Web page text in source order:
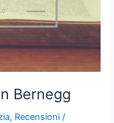
Bernegg
, Recensioni /